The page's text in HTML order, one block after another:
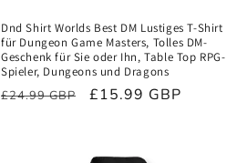
Dnd Shirt Worlds Best DM Lustiges T-Shirt
für Dungeon Game Masters, Tolles DM-
Geschenk für Sie oder Ihn, Table Top RPG-
Spieler, Dungeons und Dragons
Normaler
£24.99 GBP Verkaufspreis
£15.99 GBP